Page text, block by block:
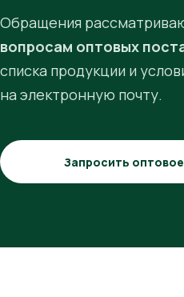
Обращения
вопросам оптовых
списка продукции и
на электронную почту.
Запросить